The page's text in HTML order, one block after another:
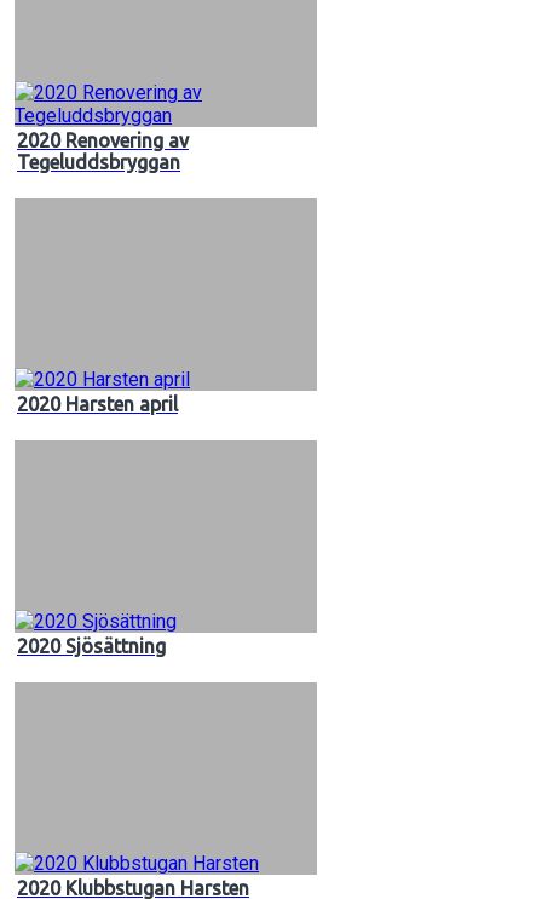
2020 Renovering av
Tegeluddsbryggan
2020 Harsten april
2020 Sjösättning
2020 Klubbstugan Harsten